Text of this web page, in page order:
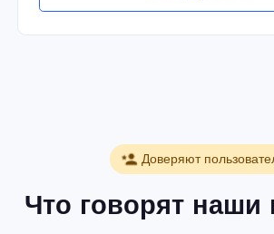
Доверяют
Что говорят наши